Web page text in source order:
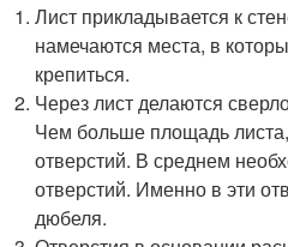
Лист прикладывается к
намечаются места, в
крепиться.
Через лист делаются
Чем больше площадь
отверстий. В среднем
отверстий. Именно в эти
дюбеля.